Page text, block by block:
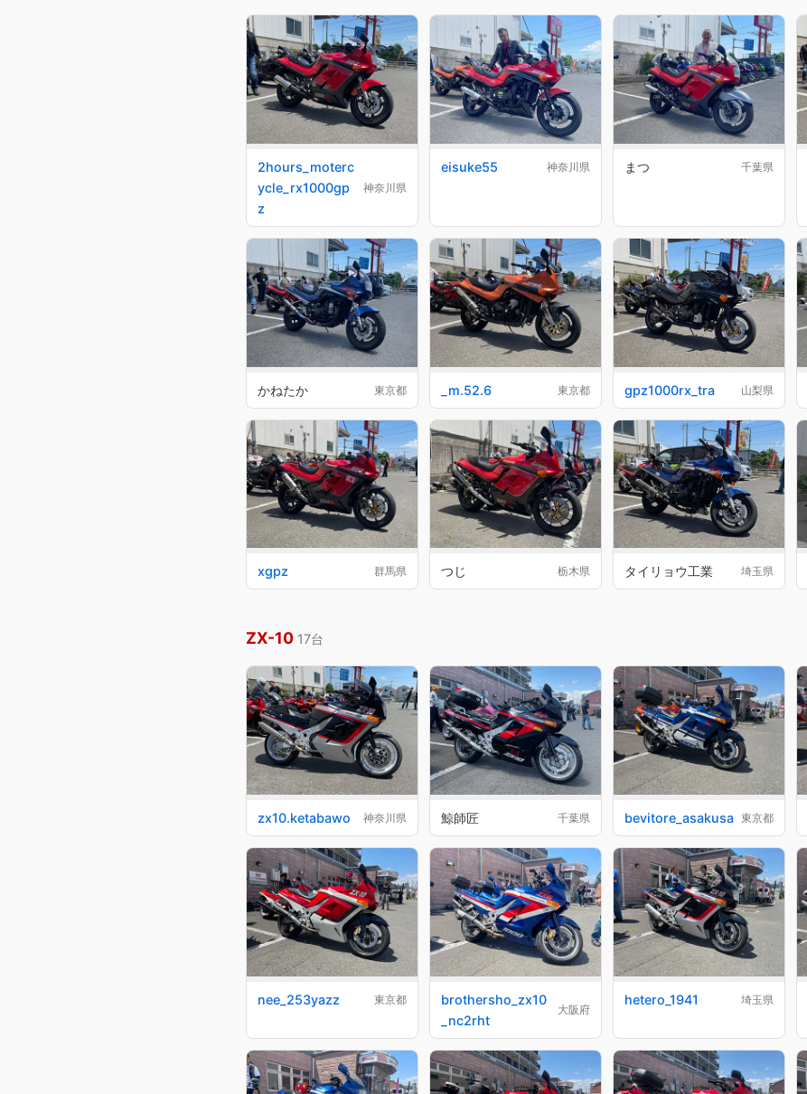
2hours_moterc
ycle_rx1000gp
z
神奈川県
eisuke55 神奈川県 まつ 千葉県
かねたか 東京都 _m.52.6 東京都 gpz1000rx_tra 山梨県
xgpz 群馬県 つじ 栃木県 タイリョウ工業 埼玉県
ZX-10 17台
zx10.ketabawo 神奈川県 鯨師匠 千葉県 bevitore_asakusa 東京都
nee_253yazz 東京都
brothersho_zx10
_nc2rht
大阪府
hetero_1941 埼玉県